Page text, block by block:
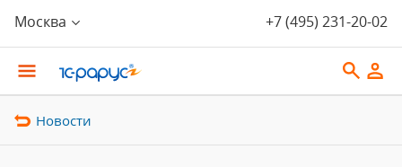
Москва +7 (495) 231-20-02
Новости